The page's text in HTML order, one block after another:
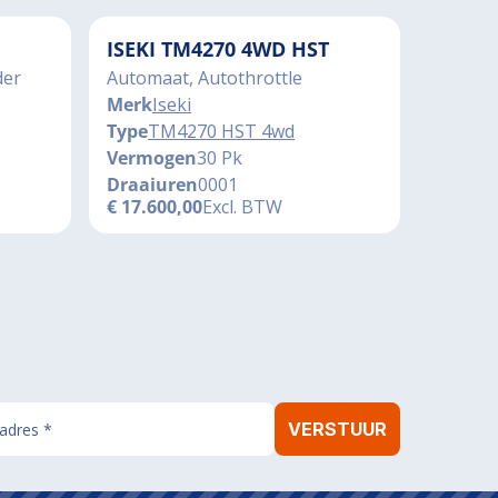
ISEKI TM4270 4WD HST
Automaat, Autothrottle
MerkIseki
TypeTM4270 HST 4wd
Vermogen30 Pk
Draaiuren0001
€ 17.600,00Excl. BTW